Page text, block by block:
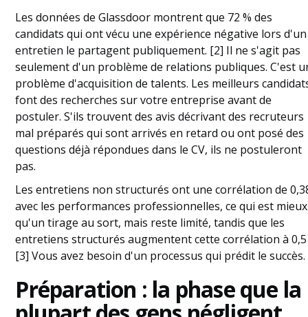
Les données de Glassdoor montrent que 72 % des
candidats qui ont vécu une expérience négative lors d'un
entretien le partagent publiquement. [2] Il ne s'agit pas
seulement d'un problème de relations publiques. C'est
problème d'acquisition de talents. Les meilleurs
font des recherches sur votre entreprise avant de
postuler. S'ils trouvent des avis décrivant des recruteurs
mal préparés qui sont arrivés en retard ou ont posé des
questions déjà répondues dans le CV, ils ne postuleront
pas.
Les entretiens non structurés ont une corrélation de
avec les performances professionnelles, ce qui est mieux
qu'un tirage au sort, mais reste limité, tandis que les
entretiens structurés augmentent cette corrélation à
[3] Vous avez besoin d'un processus qui prédit le succès.
Préparation : la phase que la